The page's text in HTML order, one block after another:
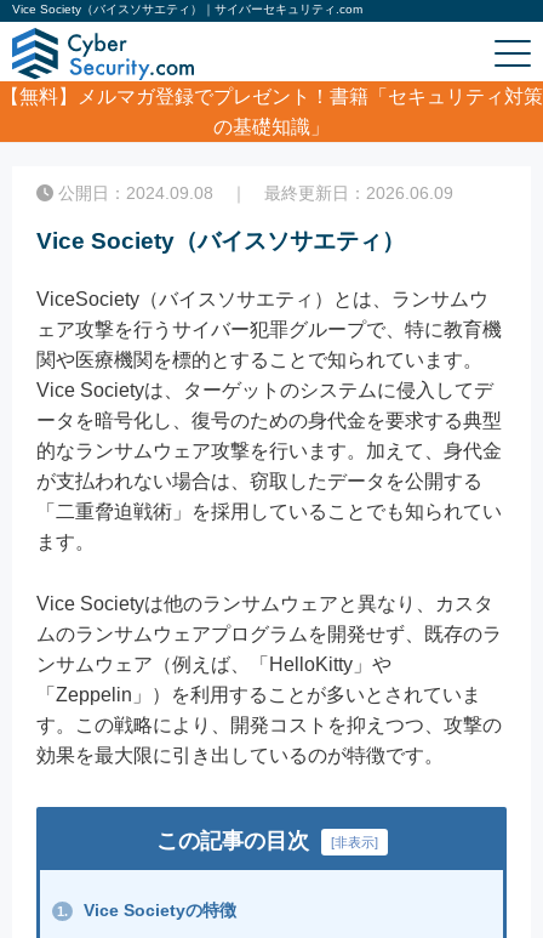
Vice Society（バイスソサエティ）｜サイバーセキュリティ.com
【無料】
メルマガ登録でプレゼント！書籍「セキュリティ対策
の基礎知識」
Vice Society（バイスソサエティ）
公開日：2024.09.08 ｜ 最終更新日：2026.06.09
Vice Society（バイスソサエティ）
ViceSociety（バイスソサエティ）とは、ランサムウ
ェア攻撃を行うサイバー犯罪グループで、特に教育機
関や医療機関を標的とすることで知られています。
Vice Societyは、ターゲットのシステムに侵入してデ
ータを暗号化し、復号のための身代金を要求する典型
的なランサムウェア攻撃を行います。加えて、身代金
が支払われない場合は、窃取したデータを公開する
「二重脅迫戦術」を採用していることでも知られてい
ます。
Vice Societyは他のランサムウェアと異なり、カスタ
ムのランサムウェアプログラムを開発せず、既存のラ
ンサムウェア（例えば、「HelloKitty」や
「Zeppelin」）を利用することが多いとされていま
す。この戦略により、開発コストを抑えつつ、攻撃の
効果を最大限に引き出しているのが特徴です。
この記事の目次 [非表示]
1. Vice Societyの特徴